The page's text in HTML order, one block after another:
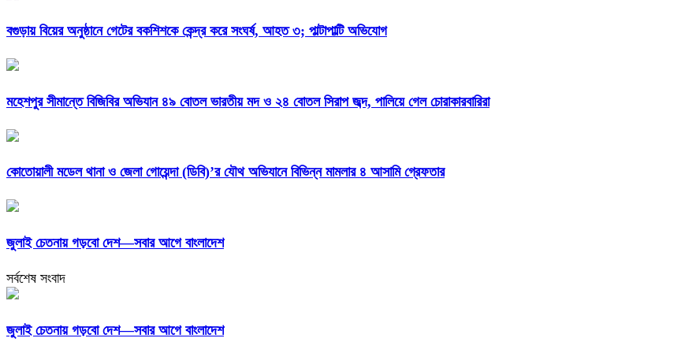
বগুড়ায় বিয়ের অনুষ্ঠানে গেটের বকশিশকে কেন্দ্র করে সংঘর্ষ, আহত ৩; পাল্টাপাল্টি অভিযোগ
মহেশপুর সীমান্তে বিজিবির অভিযান ৪৯ বোতল ভারতীয় মদ ও ২৪ বোতল সিরাপ জব্দ, পালিয়ে গেল চোরাকারবারিরা
কোতোয়ালী মডেল থানা ও জেলা গোয়েন্দা (ডিবি)’র যৌথ অভিযানে বিভিন্ন মামলার ৪ আসামি গ্রেফতার
জুলাই চেতনায় গড়বো দেশ—সবার আগে বাংলাদেশ
সর্বশেষ সংবাদ
জুলাই চেতনায় গড়বো দেশ—সবার আগে বাংলাদেশ